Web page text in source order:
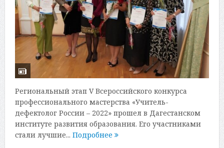
Региональный этап V Всероссийского конкурса
профессионального мастерства «Учитель-
дефектолог России – 2022» прошел в Дагестанском
институте развития образования. Его участниками
стали лучшие... Подробнее